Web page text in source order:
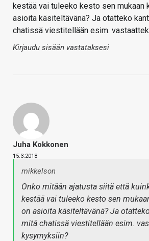
kestää vai tuleeko kesto sen mukaan
asioita käsiteltävänä? Ja otatteko
chatissä viestitellään esim.
Kirjaudu sisään vastataksesi
Juha Kokkonen
15.3.2018
mikkelson
Onko mitään ajatusta siitä että
kestää vai tuleeko kesto sen
on asioita käsiteltävänä? Ja
mitä chatissä viestitellään esim.
kysymyksiin?